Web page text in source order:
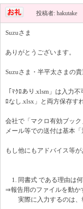
投稿者: hakutake
Suzuさま
ありがとうございます。
Suzuさま・半平太さまの
「ﾏｸﾛあり.xlsm」は入力
ﾛなし.xlsx」と両方保存す
会社で「マクロ有効ブッ
メール等での送付は基本
もし他にもアドバイス等
1. 同書式 である理由は
⇒報告用のファイルを動か
実際に入力するのは、